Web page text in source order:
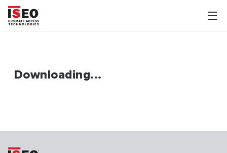
Downloading...